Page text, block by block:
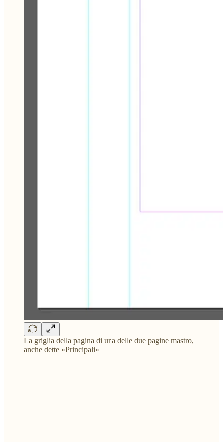
La griglia della pagina di una delle due pagine mastro,
anche dette «Principali»